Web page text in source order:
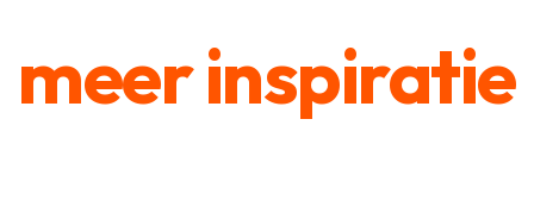
meer inspiratie